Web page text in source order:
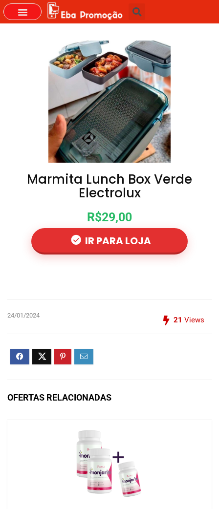
Marmita Lunch Box Verde
Electrolux
R$29,00
IR PARA LOJA
24/01/2024
21 Views
OFERTAS RELACIONADAS